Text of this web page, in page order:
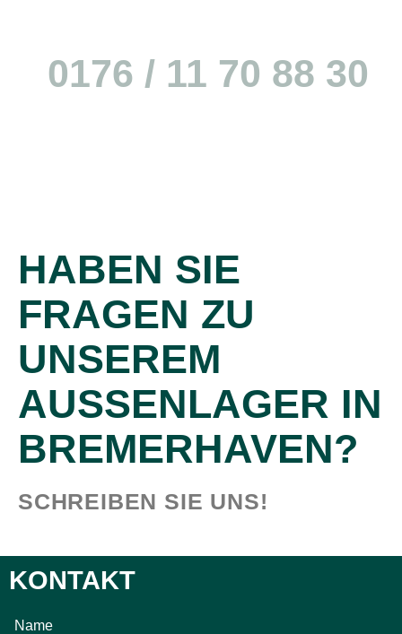
0176 / 11 70 88 30
HABEN SIE
FRAGEN ZU
UNSEREM
AUSSENLAGER IN B
REMERHAVEN?
SCHREIBEN SIE UNS!
KONTAKT
Name